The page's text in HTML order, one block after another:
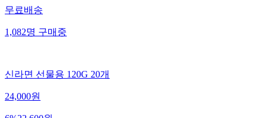
무료배송
1,082명구매중
신라면 선물용 120G 20개
24,000원